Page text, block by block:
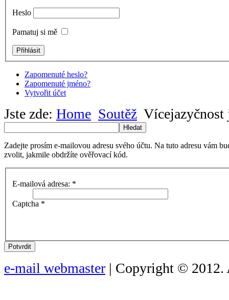
Heslo
Pamatuj si mě
Zapomenuté heslo?
Zapomenuté jméno?
Vytvořit účet
Jste zde: Home Soutěž Vícejazyčnost
Hledat
Zadejte prosím e-mailovou adresu svého účtu. Na tuto adresu vám
zvolit, jakmile obdržíte ověřovací kód.
E-mailová adresa: *
Captcha *
Potvrdit
e-mail webmaster | Copyright © 2012.